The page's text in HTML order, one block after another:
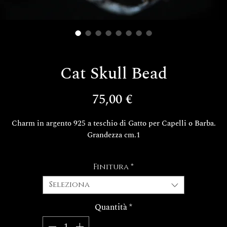
Cat Skull Bead
75,00 €Prezzo
Charm in argento 925 a teschio di Gatto per Capelli o Barba.
Grandezza cm.1
15/20 giorni lavorativi.
Finitura*
Seleziona
Quantità*